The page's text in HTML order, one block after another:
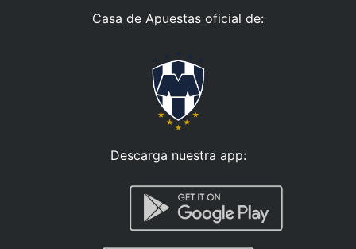
Casa de Apuestas oficial de:
Descarga nuestra app: